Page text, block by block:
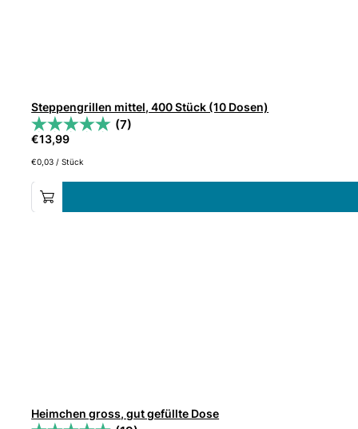
Steppengrillen mittel, 400 Stück (10 Dosen)
(7)
€13,99
€0,03 /Stück
Heimchen gross, gut gefüllte Dose